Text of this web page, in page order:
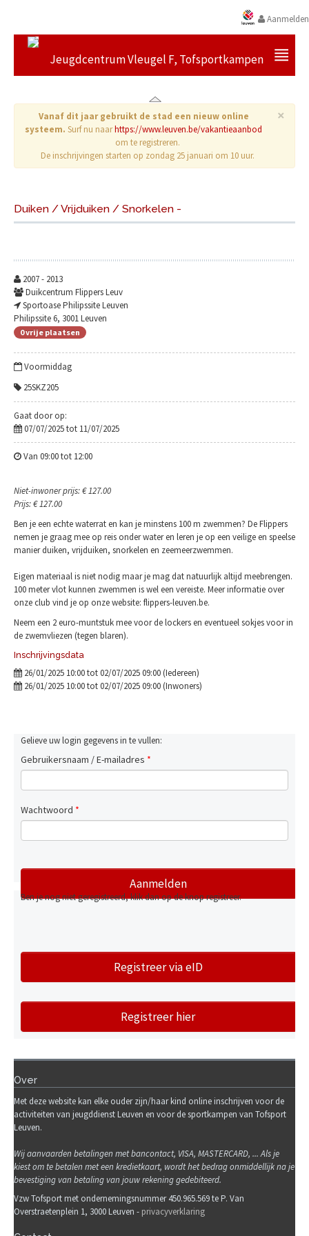
Aanmelden
Jeugdcentrum Vleugel F, Tofsportkampen
×
Vanaf dit jaar gebruikt de stad een nieuw online
systeem. Surf nu naarhttps://www.leuven.be/vakantieaanbod
om te registreren.
De inschrijvingen starten op zondag 25 januari om 10 uur.
Duiken / Vrijduiken / Snorkelen -
2007 - 2013
Duikcentrum Flippers Leuv
Sportoase Philipssite Leuven
Philipssite 6, 3001 Leuven
0 vrije plaatsen
Voormiddag
25SKZ205
Gaat door op:
07/07/2025 tot 11/07/2025
Van 09:00 tot 12:00
Niet-inwoner prijs: € 127.00
Prijs: € 127.00
Ben je een echte waterrat en kan je minstens 100 m zwemmen? De Flippers
nemen je graag mee op reis onder water en leren je op een veilige en speelse
manier duiken, vrijduiken, snorkelen en zeemeerzwemmen.
Eigen materiaal is niet nodig maar je mag dat natuurlijk altijd meebrengen.
100 meter vlot kunnen zwemmen is wel een vereiste. Meer informatie over
onze club vind je op onze website: flippers-leuven.be.
Neem een 2 euro-muntstuk mee voor de lockers en eventueel sokjes voor in
de zwemvliezen (tegen blaren).
Inschrijvingsdata
26/01/2025 10:00 tot 02/07/2025 09:00 (Iedereen)
26/01/2025 10:00 tot 02/07/2025 09:00 (Inwoners)
Gelieve uw login gegevens in te vullen:
Gebruikersnaam / E-mailadres *
Wachtwoord *
Ben je nog niet geregistreerd, klik dan op de knop registreer.
Registreer via eID
Registreer hier
Over
Met deze website kan elke ouder zijn/haar kind online inschrijven voor de
activiteiten van jeugddienst Leuven en voor de sportkampen van Tofsport
Leuven.
Wijaanvaarden betalingen met bancontact, VISA, MASTERCARD, ... Als je
kiest om te betalen met een kredietkaart, wordt het bedrag onmiddellijk na je
bevestiging van betaling van jouw rekening gedebiteerd.
Vzw Tofsport met ondernemingsnummer 450.965.569 te P. Van
Overstraetenplein 1, 3000 Leuven - privacyverklaring